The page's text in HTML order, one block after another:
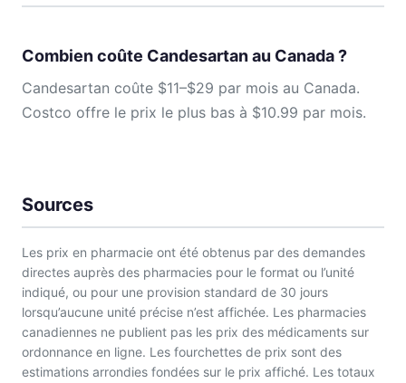
Combien coûte Candesartan au Canada ?
Candesartan coûte $11–$29 par mois au Canada.
Costco offre le prix le plus bas à $10.99 par mois.
Sources
Les prix en pharmacie ont été obtenus par des demandes
directes auprès des pharmacies pour le format ou l’unité
indiqué, ou pour une provision standard de 30 jours
lorsqu’aucune unité précise n’est affichée. Les pharmacies
canadiennes ne publient pas les prix des médicaments sur
ordonnance en ligne. Les fourchettes de prix sont des
estimations arrondies fondées sur le prix affiché. Les totaux